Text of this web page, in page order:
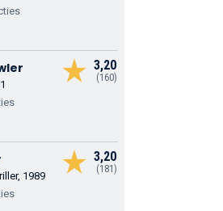
3,20
(160)
3,20
(181)
1989